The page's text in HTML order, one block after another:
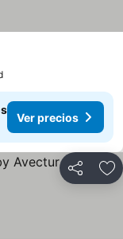
precios
Ver precios
Compartir